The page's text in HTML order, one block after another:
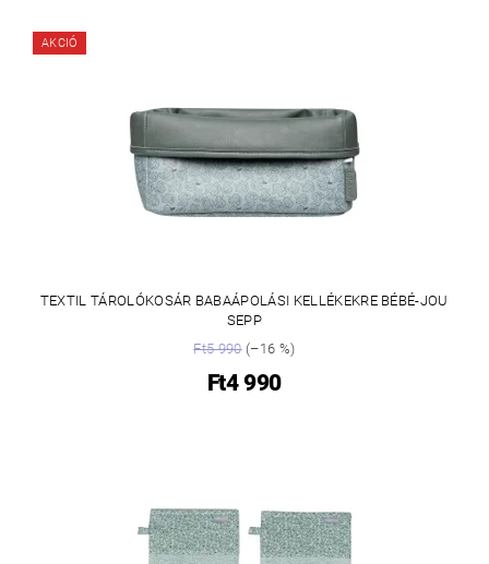
AKCIÓ
TEXTIL TÁROLÓKOSÁR BABAÁPOLÁSI KELLÉKEKRE BÉBÉ-JOU
SEPP
Ft5 990(–16 %)
Ft4 990